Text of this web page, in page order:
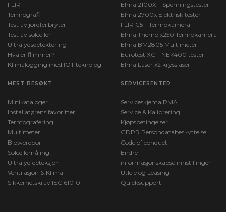
FLIR
Termografi
Test av jordfeilbryter
Test av solceller
Ultralydsdetektering
Hva er flimmer?
Klimalogging med IOT teknologi
Elma 2100X – Spenningstester
Elma 2700x Elektrisk tester
FLIR C5 – Termokamera
Elma Themo x250 Termokamera
Elma BM2805 Multimeter
Eurotest XC – NEK400 tester
Elma Laser x2 krysslaser
MEST BESØKT
Minikataloger
Installatørens favoritter
Termografering
Multimeter
Blowerdoor
Solcellemåling
Ultralyd deteksjon
Ventilasjon & Klima
Sikkerhetskrav IEC 61010-1
SERVICESENTER
Serviceskjema RMA
Service & Kalibrering
Kjøpsbetingelser
GDPR Persondatabeskyttelse
Code of conduct
Endre
informasjonskapselinnstillinger
Utleie og Leasing
Quicksupport